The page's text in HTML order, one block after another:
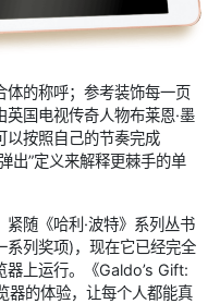
的称呼；参考装饰每一页
国电视传奇人物布莱恩·墨
以按照自己的节奏完成
出”定义来解释更棘手的单
随《哈利·波特》系列丛书
系列奖项)，现在它已经完全
器上运行。《Galdo’s Gift:
的体验，让每个人都能真